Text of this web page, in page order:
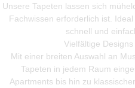
Unsere Tapeten lassen sich
Fachwissen erforderlich ist.
schnell und
Vielfältige
Mit einer breiten Auswahl an
Tapeten in jedem Raum
Apartments bis hin zu